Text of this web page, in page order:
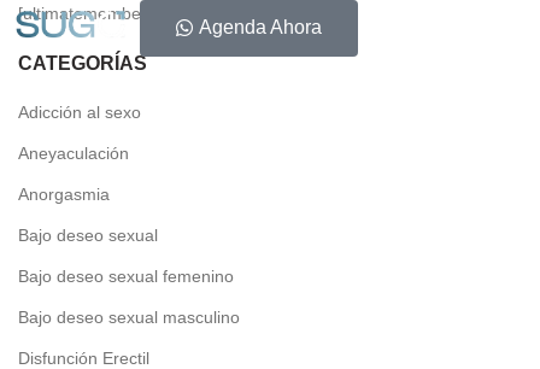
Agenda Ahora
[ultimatemember form_id=»6372″]
CATEGORÍAS
Adicción al sexo
Aneyaculación
Anorgasmia
Bajo deseo sexual
Bajo deseo sexual femenino
Bajo deseo sexual masculino
Disfunción Erectil